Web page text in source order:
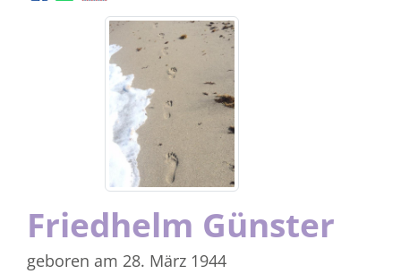
Friedhelm Günster
geboren am 28. März 1944